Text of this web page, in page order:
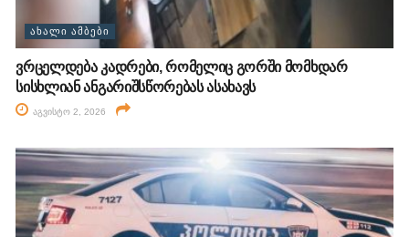
ᲐᲮᲐᲚᲘ ᲐᲛᲑᲔᲑᲘ
ვრცელდება კადრები, რომელიც გორში მომხდარ
სისხლიან ანგარიშსწორებას ასახავს
აგვისტო 2, 2026